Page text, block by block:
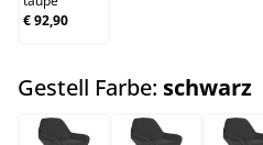
€ 92,90
Gestell Farbe: schwarz